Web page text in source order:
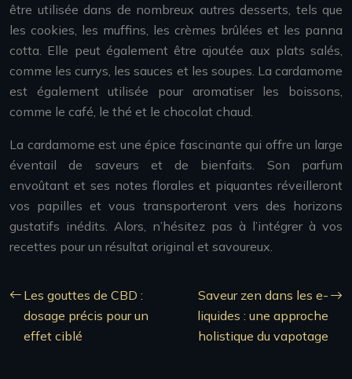
être utilisée dans de nombreux autres desserts, tels que
les cookies, les muffins, les crèmes brûlées et les panna
cotta. Elle peut également être ajoutée aux plats salés,
comme les currys, les sauces et les soupes. La cardamome
est également utilisée pour aromatiser les boissons,
comme le café, le thé et le chocolat chaud.
La cardamome est une épice fascinante qui offre un large
éventail de saveurs et de bienfaits. Son parfum
envoûtant et ses notes florales et piquantes réveilleront
vos papilles et vous transporteront vers des horizons
gustatifs inédits. Alors, n’hésitez pas à l’intégrer à vos
recettes pour un résultat original et savoureux.
Les gouttes de CBD :
dosage précis pour un
effet ciblé
Saveur zen dans les e-
liquides : une approche
holistique du vapotage